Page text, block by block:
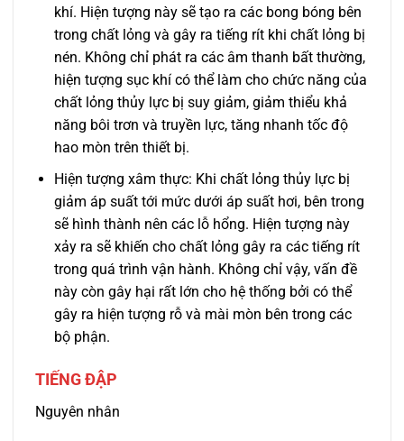
khí. Hiện tượng này sẽ tạo ra các bong bóng bên
trong chất lỏng và gây ra tiếng rít khi chất lỏng bị
nén. Không chỉ phát ra các âm thanh bất thường,
hiện tượng sục khí có thể làm cho chức năng của
chất lỏng thủy lực bị suy giảm, giảm thiểu khả
năng bôi trơn và truyền lực, tăng nhanh tốc độ
hao mòn trên thiết bị.
Hiện tượng xâm thực: Khi chất lỏng thủy lực bị
giảm áp suất tới mức dưới áp suất hơi, bên trong
sẽ hình thành nên các lỗ hổng. Hiện tượng này
xảy ra sẽ khiến cho chất lỏng gây ra các tiếng rít
trong quá trình vận hành. Không chỉ vậy, vấn đề
này còn gây hại rất lớn cho hệ thống bởi có thể
gây ra hiện tượng rỗ và mài mòn bên trong các
bộ phận.
TIẾNG ĐẬP
Nguyên nhân